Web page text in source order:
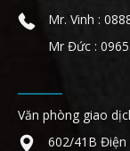
Mr. Vinh :
Mr Đức :
Văn phòng giao
602/41B Điện